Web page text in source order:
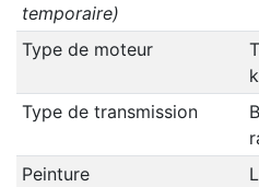
temporaire)
Type de moteur
Type de transmission
Peinture